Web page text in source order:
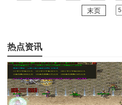
末页
热点资讯